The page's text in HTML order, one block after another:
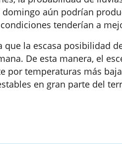
aún podrían
tenderían a
la escasa posibilidad
De esta manera, el
por temperaturas más
en gran parte del